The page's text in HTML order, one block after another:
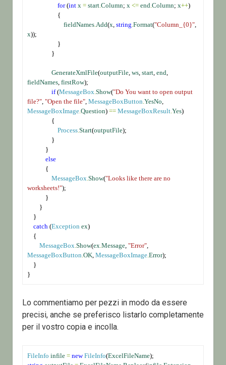
for (int x = start.Column; x <= end.Column; x++)
                    {
fieldNames.Add(x, string.Format("Column_{0}"
x));
                    }
                }
GenerateXmlFile(outputFile, ws, start, end
fieldNames, firstRow);
if (MessageBox.Show("Do You want to open output
file?", "Open the file", MessageBoxButton.YesNo
MessageBoxImage.Question) == MessageBoxResult.Yes)
                {
Process.Start(outputFile);
                }
            }
else
            {
MessageBox.Show("Looks like there are no
worksheets!");
            }
        }
    }
catch (Exception ex)
    {
MessageBox.Show(ex.Message, "Error"
MessageBoxButton.OK, MessageBoxImage.Error);
    }
}
Lo commentiamo per pezzi in modo da essere
precisi, anche se preferisco listarlo completamente
per il vostro copia e incolla.
FileInfo infile = new FileInfo(ExcelFileName);